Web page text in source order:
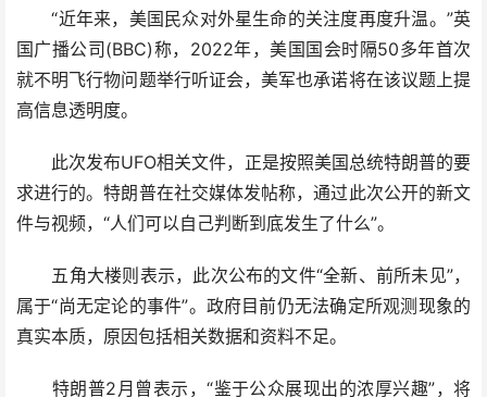
“近年来，美国民众对外星生命的关注度再度升温。”英
国广播公司(BBC)称，2022年，美国国会时隔50多年首次
就不明飞行物问题举行听证会，美军也承诺将在该议题上提
高信息透明度。
此次发布UFO相关文件，正是按照美国总统特朗普的要
求进行的。特朗普在社交媒体发帖称，通过此次公开的新文
件与视频，“人们可以自己判断到底发生了什么”。
五角大楼则表示，此次公布的文件“全新、前所未见”，
属于“尚无定论的事件”。政府目前仍无法确定所观测现象的
真实本质，原因包括相关数据和资料不足。
特朗普2月曾表示，“鉴于公众展现出的浓厚兴趣”，将